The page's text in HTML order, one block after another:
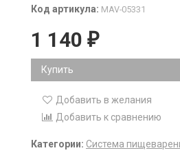
Код артикула: MAV-05331
1 140 ₽
Купить
Добавить в желания
Добавить к сравнению
Категории: Система